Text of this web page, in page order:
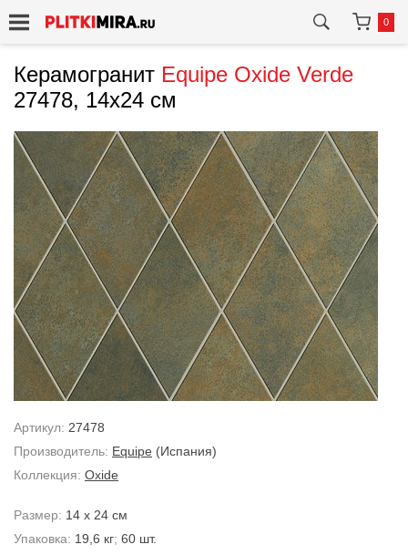
0
Керамогранит Equipe Oxide Verde
27478, 14x24 см
Артикул: 27478
Производитель: Equipe (Испания)
Коллекция: Oxide
Размер: 14 x 24 см
Упаковка: 19,6 кг; 60 шт.